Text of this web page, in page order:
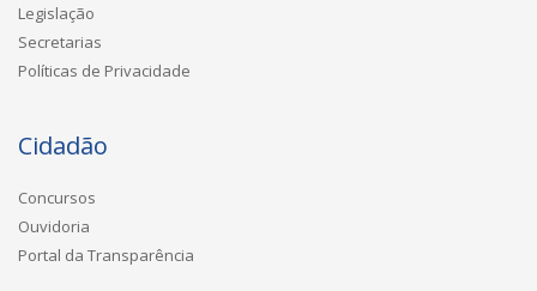
Legislação
Secretarias
Políticas de Privacidade
Cidadão
Concursos
Ouvidoria
Portal da Transparência